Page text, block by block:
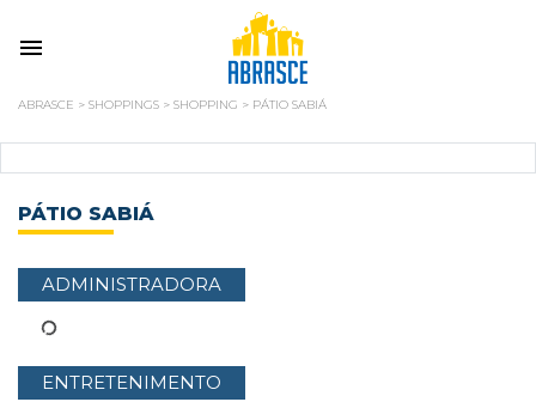
ABRASCE > SHOPPINGS > SHOPPING > PÁTIO SABIÁ
PÁTIO SABIÁ
ADMINISTRADORA
ENTRETENIMENTO